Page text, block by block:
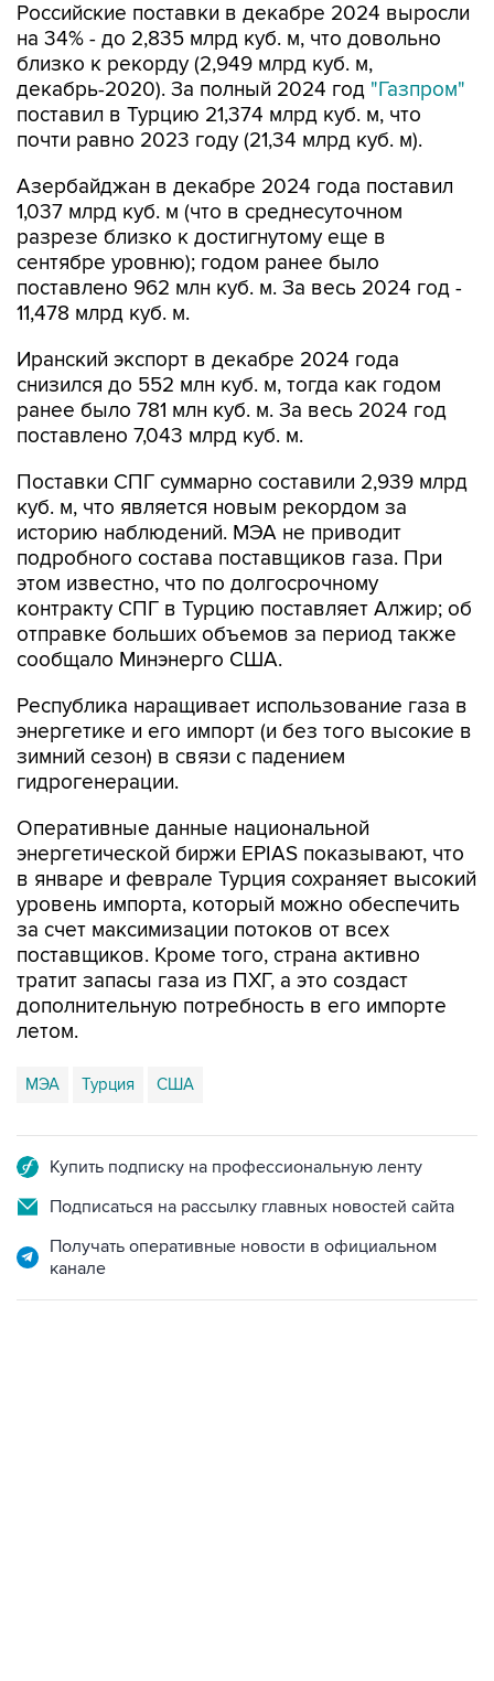
Российские поставки в декабре 2024 выросли
на 34% - до 2,835 млрд куб. м, что довольно
близко к рекорду (2,949 млрд куб. м,
декабрь-2020). За полный 2024 год "Газпром"
поставил в Турцию 21,374 млрд куб. м, что
почти равно 2023 году (21,34 млрд куб. м).
Азербайджан в декабре 2024 года поставил
1,037 млрд куб. м (что в среднесуточном
разрезе близко к достигнутому еще в
сентябре уровню); годом ранее было
поставлено 962 млн куб. м. За весь 2024 год -
11,478 млрд куб. м.
Иранский экспорт в декабре 2024 года
снизился до 552 млн куб. м, тогда как годом
ранее было 781 млн куб. м. За весь 2024 год
поставлено 7,043 млрд куб. м.
Поставки СПГ суммарно составили 2,939 млрд
куб. м, что является новым рекордом за
историю наблюдений. МЭА не приводит
подробного состава поставщиков газа. При
этом известно, что по долгосрочному
контракту СПГ в Турцию поставляет Алжир; об
отправке больших объемов за период также
сообщало Минэнерго США.
Республика наращивает использование газа в
энергетике и его импорт (и без того высокие в
зимний сезон) в связи с падением
гидрогенерации.
Оперативные данные национальной
энергетической биржи EPIAS показывают, что
в январе и феврале Турция сохраняет высокий
уровень импорта, который можно обеспечить
за счет максимизации потоков от всех
поставщиков. Кроме того, страна активно
тратит запасы газа из ПХГ, а это создаст
дополнительную потребность в его импорте
летом.
МЭА Турция США
Купить подписку на профессиональную ленту
Подписаться на рассылку главных новостей сайта
Получать оперативные новости в официальном
канале